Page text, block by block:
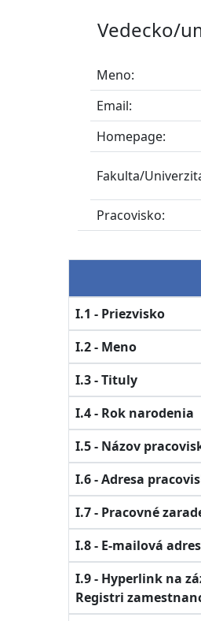
Vedecko/
Meno:
Email:
Homepage:
Fakulta/
Pracovisko:
I.1 - Priezvisko
I.2 - Meno
I.3 - Tituly
I.4 - Rok narodenia
I.5 - Názov
I.6 - Adresa
I.7 - Pracovné
I.8 - E-mailová
I.9 - Hyperlink na
Registri